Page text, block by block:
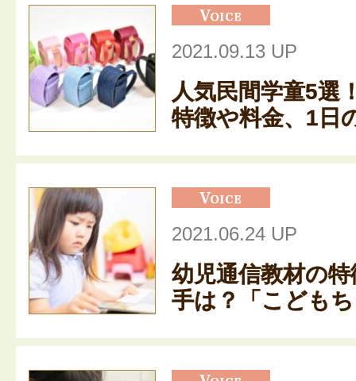
2021.09.13 UP
人気民間学童5選
特徴や料金、1日
2021.06.24 UP
幼児通信教材の
手は？「こども